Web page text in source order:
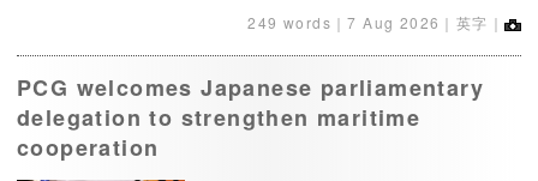
249 words｜7 Aug 2026 ｜英字｜
PCG welcomes Japanese parliamentary
delegation to strengthen maritime
cooperation